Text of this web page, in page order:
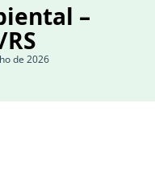
–
de 2026